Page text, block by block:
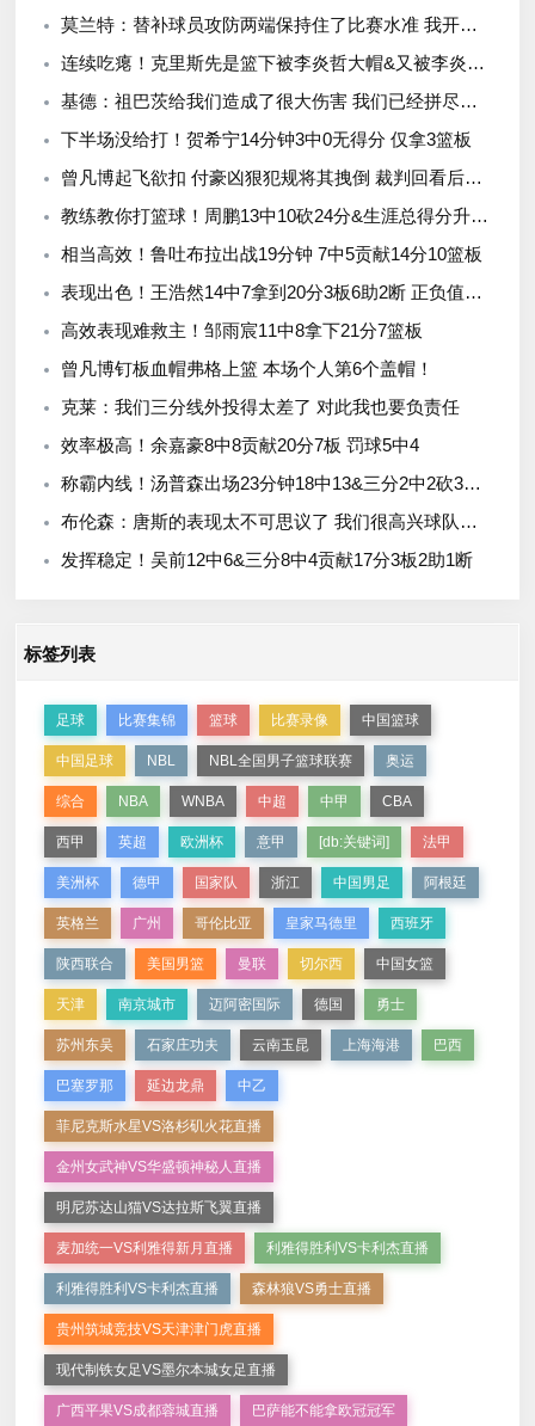
莫兰特：替补球员攻防两端保持住了比赛水准 我开心极了
连续吃瘪！克里斯先是篮下被李炎哲大帽&又被李炎哲生断
基德：祖巴茨给我们造成了很大伤害 我们已经拼尽全力了
下半场没给打！贺希宁14分钟3中0无得分 仅拿3篮板
曾凡博起飞欲扣 付豪凶狠犯规将其拽倒 裁判回看后普通犯规
教练教你打篮球！周鹏13中10砍24分&生涯总得分升历史第十三！
相当高效！鲁吐布拉出战19分钟 7中5贡献14分10篮板
表现出色！王浩然14中7拿到20分3板6助2断 正负值+30
高效表现难救主！邹雨宸11中8拿下21分7篮板
曾凡博钉板血帽弗格上篮 本场个人第6个盖帽！
克莱：我们三分线外投得太差了 对此我也要负责任
效率极高！余嘉豪8中8贡献20分7板 罚球5中4
称霸内线！汤普森出场23分钟18中13&三分2中2砍32分14板
布伦森：唐斯的表现太不可思议了 我们很高兴球队赢了
发挥稳定！吴前12中6&三分8中4贡献17分3板2助1断
标签列表
足球 比赛集锦 篮球 比赛录像 中国篮球
中国足球 NBL NBL全国男子篮球联赛 奥运
综合 NBA WNBA 中超 中甲 CBA
西甲 英超 欧洲杯 意甲 [db:关键词] 法甲
美洲杯 德甲 国家队 浙江 中国男足 阿根廷
英格兰 广州 哥伦比亚 皇家马德里 西班牙
陕西联合 美国男篮 曼联 切尔西 中国女篮
天津 南京城市 迈阿密国际 德国 勇士
苏州东吴 石家庄功夫 云南玉昆 上海海港 巴西
巴塞罗那 延边龙鼎 中乙
菲尼克斯水星VS洛杉矶火花直播
金州女武神VS华盛顿神秘人直播
明尼苏达山猫VS达拉斯飞翼直播
麦加统一VS利雅得新月直播 利雅得胜利VS卡利杰直播
利雅得胜利VS卡利杰直播 森林狼VS勇士直播
贵州筑城竞技VS天津津门虎直播
现代制铁女足VS墨尔本城女足直播
广西平果VS成都蓉城直播 巴萨能不能拿欧冠冠军